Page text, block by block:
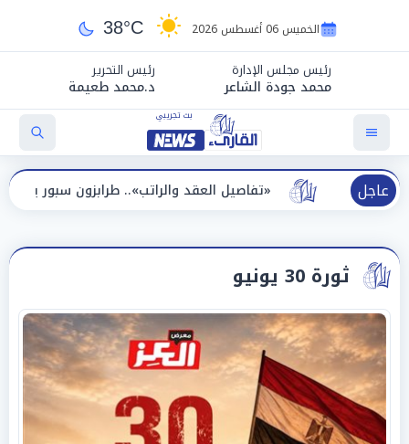
الخميس 06 أغسطس 2026 38°C
رئيس مجلس الإدارة
محمد جودة الشاعر
رئيس التحرير
د.محمد طعيمة
عاجل «تفاصيل العقد والراتب».. طرابزون سبور يعلن
ثورة 30 يونيو